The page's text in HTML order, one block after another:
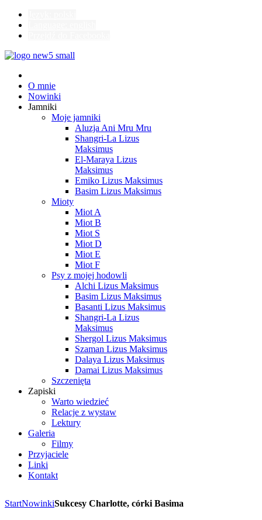
O mnie
Nowinki
Jamniki
Moje jamniki
Aluzja Ani Mru Mru
Shangri-La Lizus
Maksimus
El-Maraya Lizus
Maksimus
Emiko Lizus Maksimus
Basim Lizus Maksimus
Mioty
Miot A
Miot B
Miot S
Miot D
Miot E
Miot F
Psy z mojej hodowli
Alchi Lizus Maksimus
Basim Lizus Maksimus
Basanti Lizus Maksimus
Shangri-La Lizus
Maksimus
Shergol Lizus Maksimus
Szaman Lizus Maksimus
Dalaya Lizus Maksimus
Damai Lizus Maksimus
Szczenięta
Zapiski
Warto wiedzieć
Relacje z wystaw
Lektury
Galeria
Filmy
Przyjaciele
Linki
Kontakt
StartNowinkiSukcesy Charlotte, córki Basima